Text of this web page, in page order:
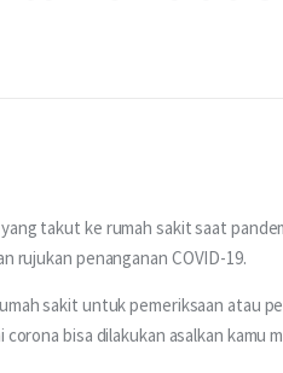
takut ke rumah sakit saat
rujukan penanganan COVID-19.
sakit untuk pemeriksaan atau
bisa dilakukan asalkan kamu